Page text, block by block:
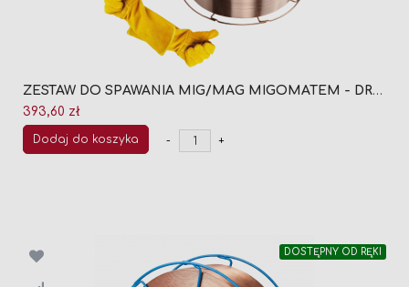
ZESTAW DO SPAWANIA MIG/MAG MIGOMATEM - DRUT SPAWALNICZY MIGOMAT TMT-FIL SG2 FI 1,2 (2 x SZPULA 16KG) + GRATIS RĘKAWICE SPAWALNICZE ROZMIAR 9
393,60 zł
Dodaj do koszyka - +
DOSTĘPNY OD RĘKI